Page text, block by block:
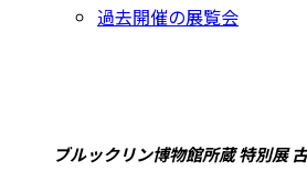
過去開催の展覧会
ブルックリン博物館所蔵 特別展